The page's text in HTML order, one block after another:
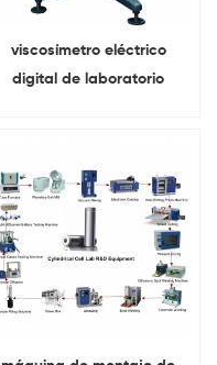
viscosímetro eléctrico
digital de laboratorio